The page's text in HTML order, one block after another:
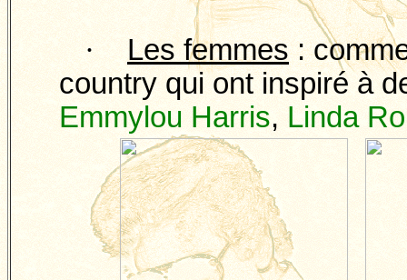
· Les femmes:
country qui ont inspiré à
Emmylou Harris,Linda